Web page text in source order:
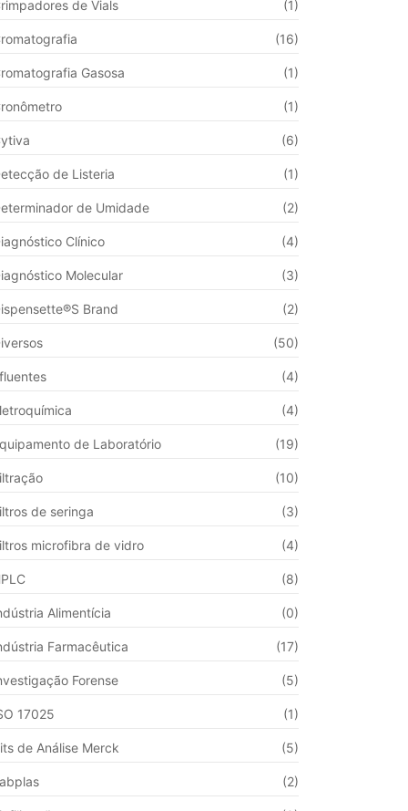
de Vials (1)
(16)
Gasosa (1)
(1)
(6)
de Listeria (1)
de Umidade (2)
Clínico (4)
Molecular (3)
Brand (2)
(50)
(4)
(4)
de Laboratório (19)
(10)
de seringa (3)
microfibra de vidro (4)
(8)
Alimentícia (0)
Farmacêutica (17)
Forense (5)
17025 (1)
de Análise Merck (5)
(2)